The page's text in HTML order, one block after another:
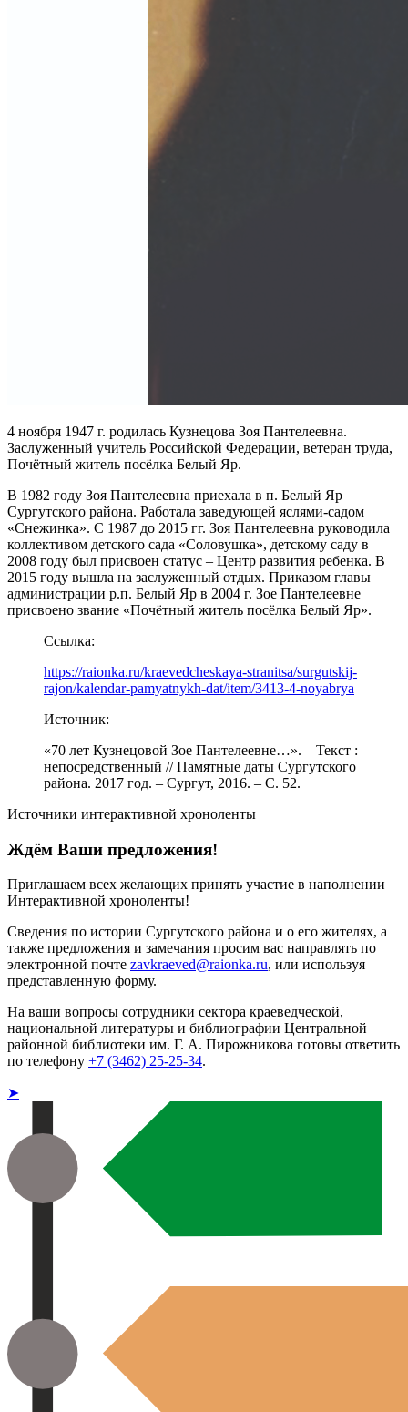
4 ноября 1947 г. родилась Кузнецова Зоя Пантелеевна.
Заслуженный учитель Российской Федерации, ветеран труда,
Почётный житель посёлка Белый Яр.
В 1982 году Зоя Пантелеевна приехала в п. Белый Яр
Сургутского района. Работала заведующей яслями-садом
«Снежинка». С 1987 до 2015 гг. Зоя Пантелеевна руководила
коллективом детского сада «Соловушка», детскому саду в
2008 году был присвоен статус – Центр развития ребенка. В
2015 году вышла на заслуженный отдых. Приказом главы
администрации р.п. Белый Яр в 2004 г. Зое Пантелеевне
присвоено звание «Почётный житель посёлка Белый Яр».
Ссылка:
https://raionka.ru/kraevedcheskaya-stranitsa/surgutskij-
rajon/kalendar-pamyatnykh-dat/item/3413-4-noyabrya
Источник:
«70 лет Кузнецовой Зое Пантелеевне…». – Текст :
непосредственный // Памятные даты Сургутского
района. 2017 год. – Сургут, 2016. – С. 52.
Источники интерактивной хроноленты
Ждём Ваши предложения!
Приглашаем всех желающих принять участие в наполнении
Интерактивной хроноленты!
Сведения по истории Сургутского района и о его жителях, а
также предложения и замечания просим вас направлять по
электронной почте zavkraeved@raionka.ru, или используя
представленную форму.
На ваши вопросы сотрудники сектора краеведческой,
национальной литературы и библиографии Центральной
районной библиотеки им. Г. А. Пирожникова готовы ответить
по телефону +7 (3462) 25-25-34.
➤